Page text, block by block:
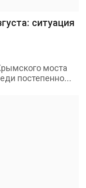
ситуация
моста
постепенно...